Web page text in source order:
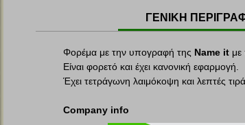
ΓΕΝΙΚΗ
Φορέμα με την υπογραφή της Name it με
Είναι φορετό και έχει κανονική εφαρμογή.
Έχει τετράγωνη λαιμόκοψη και λεπτές
Company info